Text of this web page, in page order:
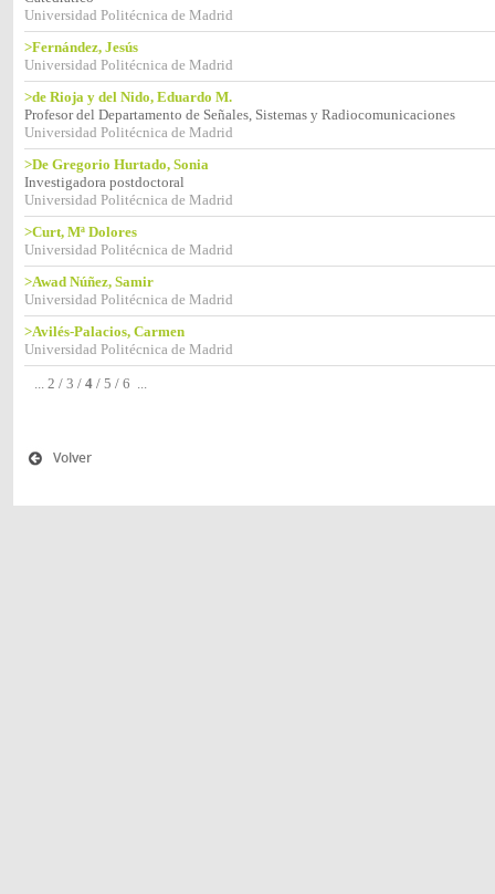
Universidad Politécnica de Madrid
>Fernández, Jesús
Universidad Politécnica de Madrid
>de Rioja y del Nido, Eduardo M.
Profesor del Departamento de Señales, Sistemas y Radiocomunicaciones
Universidad Politécnica de Madrid
>De Gregorio Hurtado, Sonia
Investigadora postdoctoral
Universidad Politécnica de Madrid
>Curt, Mª Dolores
Universidad Politécnica de Madrid
>Awad Núñez, Samir
Universidad Politécnica de Madrid
>Avilés-Palacios, Carmen
Universidad Politécnica de Madrid
... 2 / 3 / 4 / 5 / 6 ...
Volver